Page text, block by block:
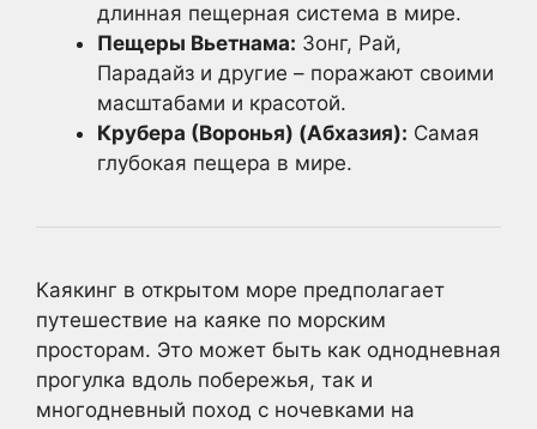
длинная пещерная система в мире.
Пещеры Вьетнама: Зонг, Рай,
Парадайз и другие – поражают своими
масштабами и красотой.
Крубера (Воронья) (Абхазия): Самая
глубокая пещера в мире.
Каякинг в открытом море предполагает
путешествие на каяке по морским
просторам. Это может быть как однодневная
прогулка вдоль побережья, так и
многодневный поход с ночевками на